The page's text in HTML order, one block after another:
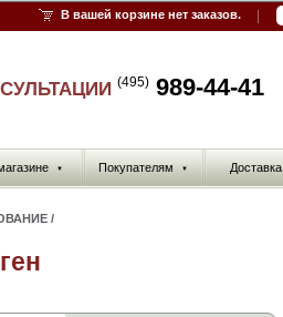
В вашей корзине нет заказов.
(495) 989-44-41
▼ Покупателям ▼ Доставка
/